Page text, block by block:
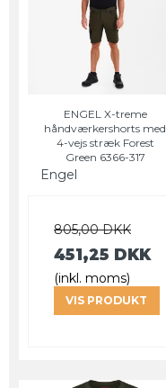
ENGEL X-treme
håndværkershorts med
4-vejs stræk Forest
Green 6366-317
Engel
805,00 DKK
451,25 DKK
(inkl. moms)
VIS PRODUKT